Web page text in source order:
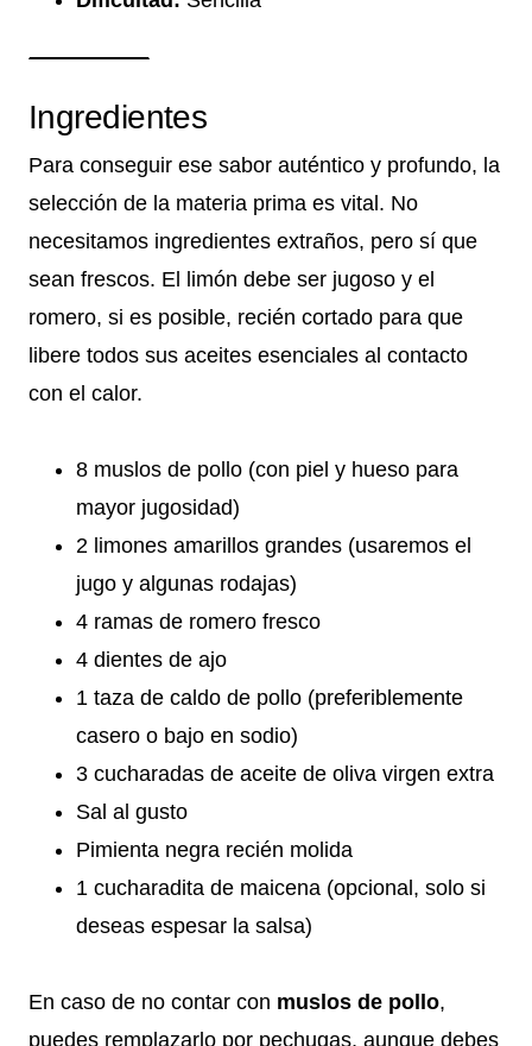
Ingredientes
Para conseguir ese sabor auténtico y profundo, la
selección de la materia prima es vital. No
necesitamos ingredientes extraños, pero sí que
sean frescos. El limón debe ser jugoso y el
romero, si es posible, recién cortado para que
libere todos sus aceites esenciales al contacto
con el calor.
8 muslos de pollo (con piel y hueso para
mayor jugosidad)
2 limones amarillos grandes (usaremos el
jugo y algunas rodajas)
4 ramas de romero fresco
4 dientes de ajo
1 taza de caldo de pollo (preferiblemente
casero o bajo en sodio)
3 cucharadas de aceite de oliva virgen extra
Sal al gusto
Pimienta negra recién molida
1 cucharadita de maicena (opcional, solo si
deseas espesar la salsa)
En caso de no contar con muslos de pollo,
puedes remplazarlo por pechugas, aunque debes